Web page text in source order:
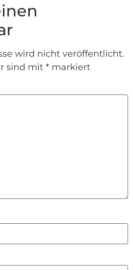
wird nicht veröffentlicht.
sind mit * markiert